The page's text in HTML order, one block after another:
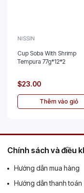
NISSIN
Cup Soba With Shrimp
Tempura 77g*12*2
$23.00
Thêm vào giỏ
Chính sách và điều
Hướng dẫn mua hàng
Hướng dẫn thanh toán